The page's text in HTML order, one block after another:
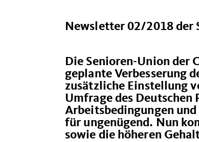
Newsletter 02/2018 der
Die Senioren-Union der
geplante Verbesserung
zusätzliche Einstellung
Umfrage des Deutschen
Arbeitsbedingungen
für ungenügend. Nun
sowie die höheren